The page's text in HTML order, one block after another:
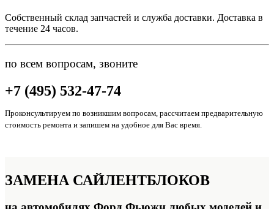
Собственный склад запчастей и служба доставки. Доставка в
течение 24 часов.
по всем вопросам, звоните
+7 (495) 532-47-74
Проконсультируем по возникшим вопросам, рассчитаем предварительную
стоимость ремонта и запишем на удобное для Вас время.
ЗАМЕНА САЙЛЕНТБЛОКОВ